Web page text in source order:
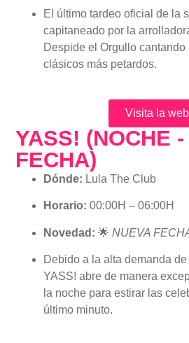
El último tardeo oficial de la
capitaneado por la
Despide el Orgullo
clásicos más petardos.
Visita la web
YASS! (NOCHE
FECHA)
Dónde: Lula The Club
Horario: 00:00H – 06:00H
Novedad: 🌟NUEVA
Debido a la alta demanda
YASS! abre de manera
la noche para estirar las
último minuto.